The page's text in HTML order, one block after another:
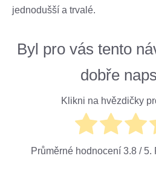
jednodušší a trvalé.
Byl pro vás tento
dobře
Klikni na hvězdičky
Průměrné hodnocení 3.8/ 5.